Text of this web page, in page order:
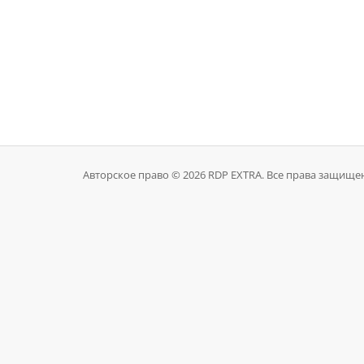
Авторское право © 2026 RDP EXTRA. Все права